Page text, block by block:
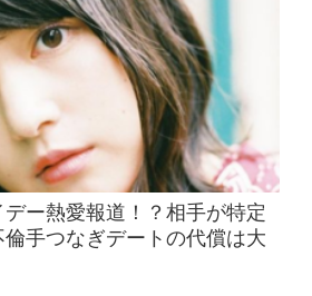
ー熱愛報道！？相手が特定
手つなぎデートの代償は大